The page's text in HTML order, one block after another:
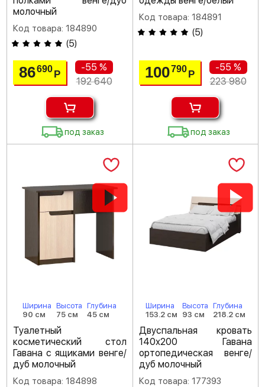
молочный
Код товара: 184890
(5)
86690Р
-55 %
192 640
под заказ
Код товара: 184891
(5)
100790 Р
-55 %
223 980
под заказ
Ширина
90 см
Высота
75 см
Глубина
45 см
Туалетный
косметический стол
Гавана с ящиками венге/
дуб молочный
Код товара: 184898
Ширина
153.2 см
Высота
93 см
Глубина
218.2 см
Двуспальная кровать
140х200 Гавана
ортопедическая венге/
дуб молочный
Код товара: 177393